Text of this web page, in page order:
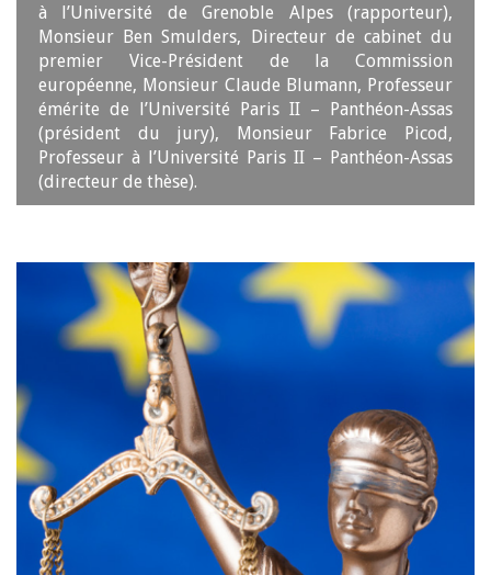
à l’Université de Grenoble Alpes (rapporteur),
Monsieur Ben Smulders, Directeur de cabinet du
premier Vice-Président de la Commission
européenne, Monsieur Claude Blumann, Professeur
émérite de l’Université Paris II – Panthéon-Assas
(président du jury), Monsieur Fabrice Picod,
Professeur à l’Université Paris II – Panthéon-Assas
(directeur de thèse).